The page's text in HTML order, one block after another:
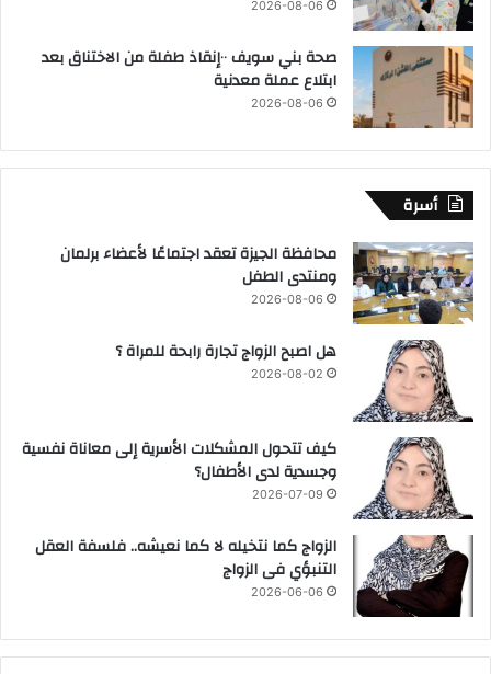
2026-08-06
صحة بني سويف ٠٠إنقاذ طفلة من الاختناق بعد
ابتلاع عملة معدنية
2026-08-06
أسرة
محافظة الجيزة تعقد اجتماعًا لأعضاء برلمان
ومنتدى الطفل
2026-08-06
هل اصبح الزواج تجارة رابحة للمراة ؟
2026-08-02
كيف تتحول المشكلات الأسرية إلى معاناة نفسية
وجسدية لدى الأطفال؟
2026-07-09
الزواج كما نتخيله لا كما نعيشه.. فلسفة العقل
التنبؤي فى الزواج
2026-06-06